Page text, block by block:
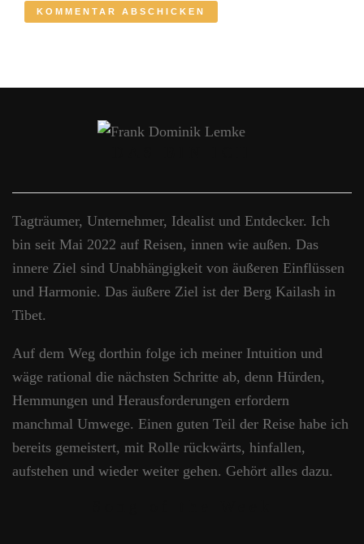
Tagträumer, Unternehmer, Idealist und Entdecker. Ich
bin seit Mai 2022 auf Reisen, innen wie außen. Das
innere Ziel sind Unabhängigkeit von äußeren Einflüssen
und Harmonie. Das äußere Ziel ist der Berg Kailash in
Tibet.
Auf dem Weg dorthin folge ich meiner Intuition und
wäge rational die nächsten Schritte ab, denn Hürden,
Hemmungen und Herausforderungen erfordern
manchmal Umwege. Einen guten Teil der Reise habe ich
bereits gemeistert, mit Rolle rückwärts, hinfallen,
aufstehen und wieder weiter gehen. Gehört alles dazu.